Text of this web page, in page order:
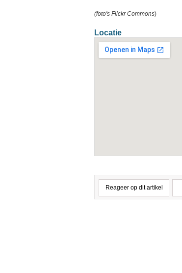
(foto's Flickr Commons)
Locatie
Reageer op dit artikel